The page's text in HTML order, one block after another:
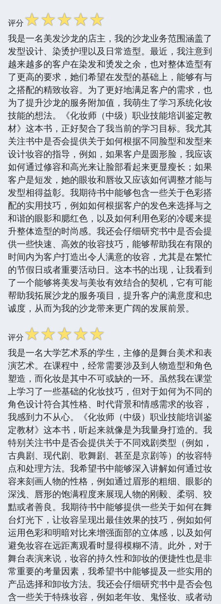
评分☆☆☆☆☆
我是一名美发沙龙的店主，我的沙龙业务范围涵盖了
发型设计、染烫护理以及日常造型。最近，我注意到
越来越多的客户在染发和烫发之余，也对整体造型有
了更高的要求，她们希望在发型的基础上，能够有与
之搭配的精致妆容。为了更好地满足客户的需求，也
为了提升沙龙的服务附加值，我萌生了学习系统化妆
技能的想法。《化妆师（中级）职业技能培训鉴定教
材》这本书，正好契合了我当前的学习目标。我尤其
关注书中是否会提供关于如何根据不同脸型和发型来
设计妆容的指导，例如，如果客户是圆形脸，我应该
如何通过修容和高光来让脸部看起来更显瘦长；如果
客户是短发，她的眼妆和唇妆又应该如何调整才能与
发型相得益彰。我期待书中能够包含一些关于色彩搭
配的实用技巧，例如如何根据客户的发色来选择与之
和谐的眼影和腮红色，以及如何利用色彩的冷暖来提
升整体造型的时尚感。我还会仔细研究书中是否会提
供一些快速、高效的妆容技巧，能够帮助我在有限的
时间内为客户打造出令人满意的妆容，尤其是在繁忙
的节假日或者重要活动日。这本书的出现，让我看到
了一个能够将美发与美妆有效结合的契机，它有可能
帮助我拓展沙龙的服务项目，提升客户的满意度和忠
诚度，从而为我的沙龙带来更广阔的发展前景。
评分☆☆☆☆☆
我是一名大学艺术系的学生，主修的是舞台美术和表
演艺术。在课程中，经常需要涉及到人物造型和角色
塑造，而化妆是其中不可或缺的一环。虽然我在课堂
上学习了一些基础的化妆技巧，但对于如何为不同的
角色设计符合其性格、时代背景和情感需求的妆容，
我感到力不从心。《化妆师（中级）职业技能培训鉴
定教材》这本书，听起来就像是为我量身打造的。我
特别关注书中是否会提供关于不同戏剧类型（例如，
古典剧、现代剧、歌舞剧、甚至是京剧等）的妆容特
点和处理方法。我希望书中能够深入讲解如何通过妆
容来刻画人物的性格，例如通过眉形的粗细、眼影的
深浅、唇形的饱满程度来展现人物的刚毅、柔弱、狡
黠或者善良。我期待书中能够提供一些关于如何在舞
台灯光下，让妆容呈现出最佳效果的技巧，例如如何
运用色彩和明暗对比来增强面部的立体感，以及如何
避免妆容在远距离观看时显得模糊不清。此外，对于
舞台表演来说，妆容的持久性和卸妆的便捷性也是非
常重要的考量因素，我希望书中能够提及一些实用的
产品选择和卸妆方法。我还会仔细研究书中是否会包
含一些关于特殊妆容，例如老年妆、鬼怪妆、或者动